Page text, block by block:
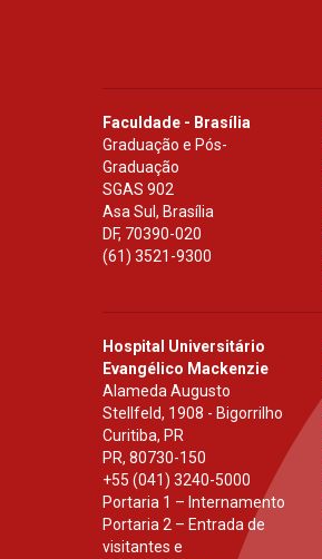
Faculdade - Brasília
Graduação e Pós-
Graduação
SGAS 902
Asa Sul, Brasília
DF, 70390-020
(61) 3521-9300
Hospital Universitário
Evangélico Mackenzie
Alameda Augusto
Stellfeld, 1908 - Bigorrilho
Curitiba, PR
PR, 80730-150
+55 (041) 3240-5000
Portaria 1 – Internamento
Portaria 2 – Entrada de
visitantes e